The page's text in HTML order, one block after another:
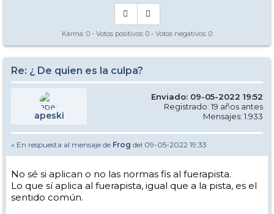
Karma: 0 - Votos positivos: 0 - Votos negativos: 0
Re: ¿ De quien es la culpa?
apeski
Enviado: 09-05-2022 19:52
Registrado: 19 años antes
Mensajes: 1.933
» En respuesta al mensaje de Frog del 09-05-2022 19:33
No sé si aplican o no las normas fis al fuerapista.
Lo que sí aplica al fuerapista, igual que a la pista, es el
sentido común.